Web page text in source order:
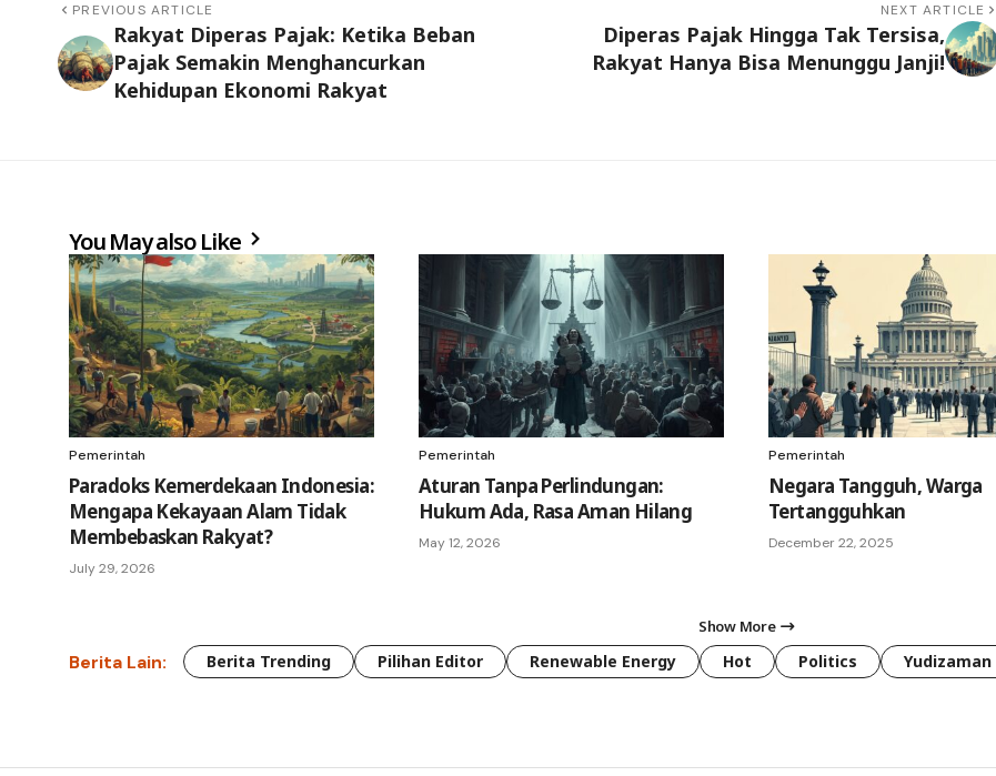
PREVIOUS ARTICLE
Rakyat Diperas Pajak: Ketika Beban
Pajak Semakin Menghancurkan
Kehidupan Ekonomi Rakyat
NEXT ARTICLE
Diperas Pajak Hingga Tak Tersisa,
Rakyat Hanya Bisa Menunggu Janji!
You May also Like
Pemerintah
Paradoks Kemerdekaan Indonesia:
Mengapa Kekayaan Alam Tidak
Membebaskan Rakyat?
July 29, 2026
Pemerintah
Aturan Tanpa Perlindungan:
Hukum Ada, Rasa Aman Hilang
May 12, 2026
Pemerintah
Negara Tangguh, Warga
Tertangguhkan
December 22, 2025
Show More
Berita Lain: Berita Trending Pilihan Editor Renewable Energy Hot Politics Yudizaman